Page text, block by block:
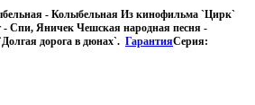
- Колыбельная Из кинофильма `Цирк`
Спи, Яничек Чешская народная песня -
дорога в дюнах`. ГарантияСерия: